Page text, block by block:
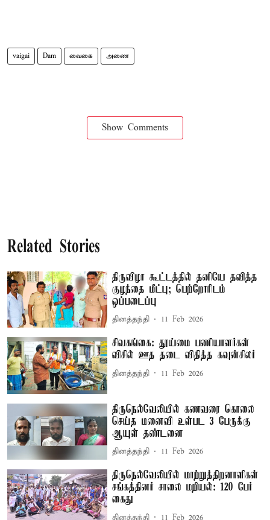
vaigai Dam வைகை அணை
Show Comments
Related Stories
திருவிழா கூட்டத்தில் தனியே தவித்த
குழந்தை மீட்பு; பெற்றோரிடம்
ஒப்படைப்பு
தினத்தந்தி 11 Feb 2026
சிவகங்கை: தூய்மை பணியாளர்கள்
விசில் ஊத தடை விதித்த கவுன்சிலர்
தினத்தந்தி 11 Feb 2026
திருநெல்வேலியில் கணவரை கொலை
செய்த மனைவி உள்பட 3 பேருக்கு
ஆயுள் தண்டனை
தினத்தந்தி 11 Feb 2026
திருநெல்வேலியில் மாற்றுத்திறனாளிகள்
சங்கத்தினர் சாலை மறியல்: 120 பேர்
கைது
தினத்தந்தி 11 Feb 2026